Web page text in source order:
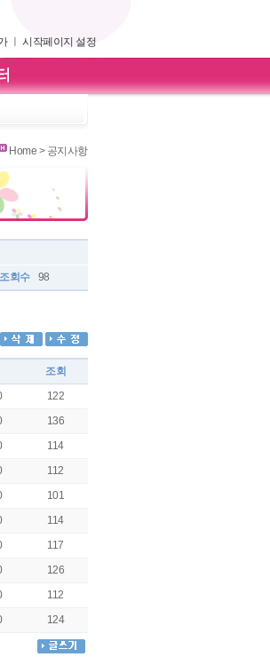
ㅣ 시작페이지 설정
Home > 공지사항
조회수 98
조회
122
136
114
112
101
114
117
126
112
124